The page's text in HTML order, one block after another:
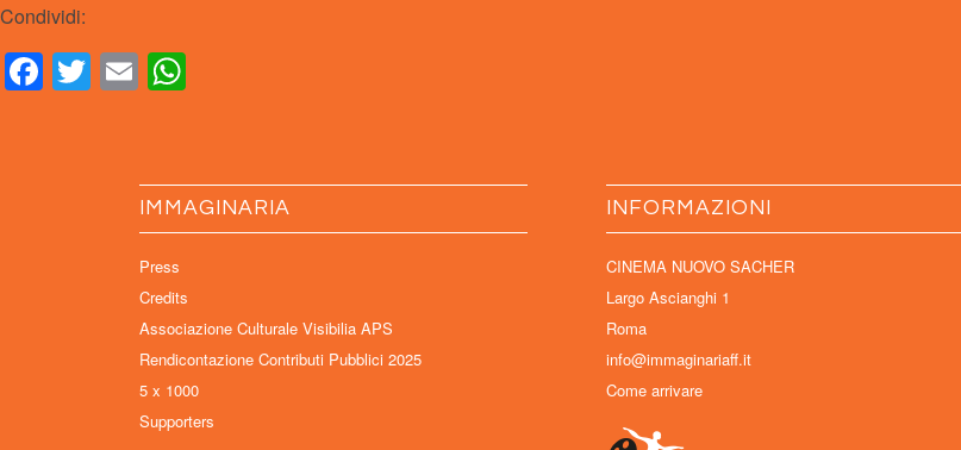
Condividi:
Facebook
Twitter
Email
IMMAGINARIA
Press
Credits
Associazione Culturale Visibilia APS
Rendicontazione Contributi Pubblici 2025
5 x 1000
Supporters
INFORMAZIONI
CINEMA NUOVO SACHER
Largo Ascianghi 1
Roma
info@immaginariaff.it
Come arrivare